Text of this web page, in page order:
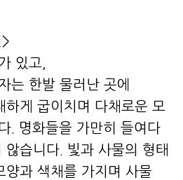
있고,
는 한발 물러난 곳에
하게 굽이치며 다채로운 모
. 명화들을 가만히 들여다
않습니다. 빛과 사물의 형태
양과 색채를 가지며 사물